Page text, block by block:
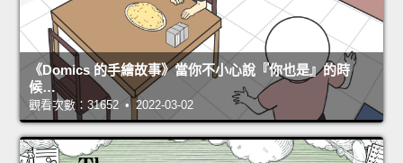
《Domics 的手繪故事》當你不小心說『你也是』的時
候…
觀看次數：31652 • 2022-03-02